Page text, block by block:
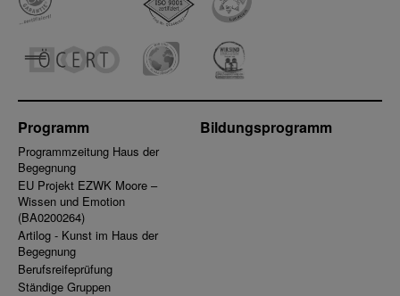
Programm
Programmzeitung Haus der
Begegnung
EU Projekt EZWK Moore –
Wissen und Emotion
(BA0200264)
Artilog - Kunst im Haus der
Begegnung
Berufsreifeprüfung
Ständige Gruppen
Bildungsprogramm